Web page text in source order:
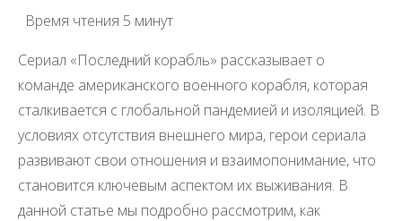
Время чтения 5 минут
Сериал «Последний корабль» рассказывает о
команде американского военного корабля, которая
сталкивается с глобальной пандемией и изоляцией. В
условиях отсутствия внешнего мира, герои сериала
развивают свои отношения и взаимопонимание, что
становится ключевым аспектом их выживания. В
данной статье мы подробно рассмотрим, как